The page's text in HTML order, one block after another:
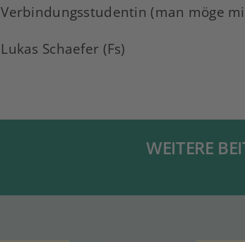
Verbindungsstudentin (man möge
Lukas Schaefer (Fs)
WEITERE